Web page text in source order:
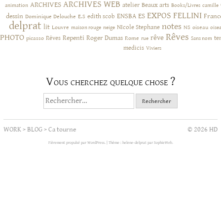
animation ARCHIVES ARCHIVES WEB atelier Beaux arts Books/Livres camille
dessin Dominique Delouche E.S edith scob ENSBA ES EXPOS FELLINI
delprat lit Louvre maison rouge neige NIcole Stephane notes NS oiseau
PHOTO picasso Rêves Repenti Roger Dumas Rome rue rêve Rêves Sans nom
medicis Viviers
Vous cherchez quelque chose ?
Rechercher :
WORK>BLOG>Ca tourne © 2026 HD
Fièrement propulsé par WordPress. Thème : helene-delprat par SophieWeb.